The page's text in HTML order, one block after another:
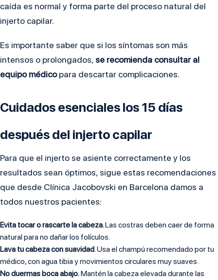
caída es normal y forma parte del proceso natural del
injerto capilar.
Es importante saber que si los síntomas son más
intensos o prolongados, se recomienda consultar al
equipo médicopara descartar complicaciones.
Cuidados esenciales los 15 días
después del injerto capilar
Para que el injerto se asiente correctamente y los
resultados sean óptimos, sigue estas recomendaciones
que desde Clínica Jacobovski en Barcelona damos a
todos nuestros pacientes:
Evita tocar o rascarte la cabeza.Las costras deben caer de forma
natural para no dañar los folículos.
Lava tu cabeza con suavidad . Usa el champú recomendado por tu
médico, con agua tibia y movimientos circulares muy suaves.
No duermas boca abajo.Mantén la cabeza elevada durante las